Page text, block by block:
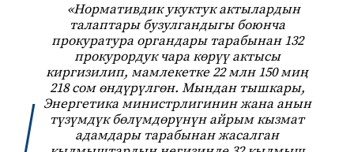
«Нормативдик укуктук актылардын
талаптары бузулгандыгы боюнча
прокуратура органдары тарабынан 132
прокурордук чара көрүү актысы
киргизилип, мамлекетке 22 млн 150 миң
218 сом өндүрүлгөн. Мындан тышкары,
Энергетика министрлигинин жана анын
түзүмдүк бөлүмдөрүнүн айрым кызмат
адамдары тарабынан жасалган